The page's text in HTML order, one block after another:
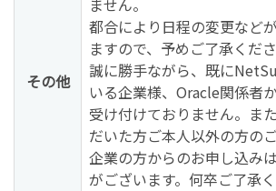
その他
ません。
都合により日程の変更など
ますので、予めご了承くださ
誠に勝手ながら、既に
いる企業様、Oracle関係者
受け付けておりません。ま
だいた方ご本人以外の方の
企業の方からのお申し込み
がございます。何卒ご了承く